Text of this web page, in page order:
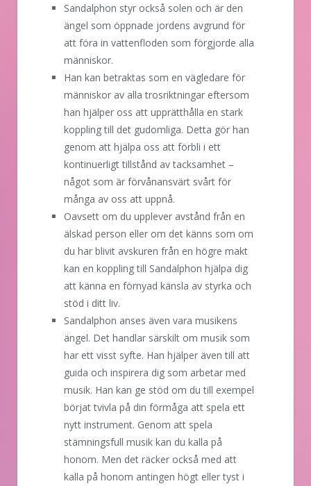
Sandalphon styr också solen och är den
ängel som öppnade jordens avgrund för
att föra in vattenfloden som förgjorde alla
människor.
Han kan betraktas som en vägledare för
människor av alla trosriktningar eftersom
han hjälper oss att upprätthålla en stark
koppling till det gudomliga. Detta gör han
genom att hjälpa oss att förbli i ett
kontinuerligt tillstånd av tacksamhet –
något som är förvånansvärt svårt för
många av oss att uppnå.
Oavsett om du upplever avstånd från en
älskad person eller om det känns som om
du har blivit avskuren från en högre makt
kan en koppling till Sandalphon hjälpa dig
att känna en förnyad känsla av styrka och
stöd i ditt liv.
Sandalphon anses även vara musikens
ängel. Det handlar särskilt om musik som
har ett visst syfte. Han hjälper även till att
guida och inspirera dig som arbetar med
musik. Han kan ge stöd om du till exempel
börjat tvivla på din förmåga att spela ett
nytt instrument. Genom att spela
stämningsfull musik kan du kalla på
honom. Men det räcker också med att
kalla på honom antingen högt eller tyst i